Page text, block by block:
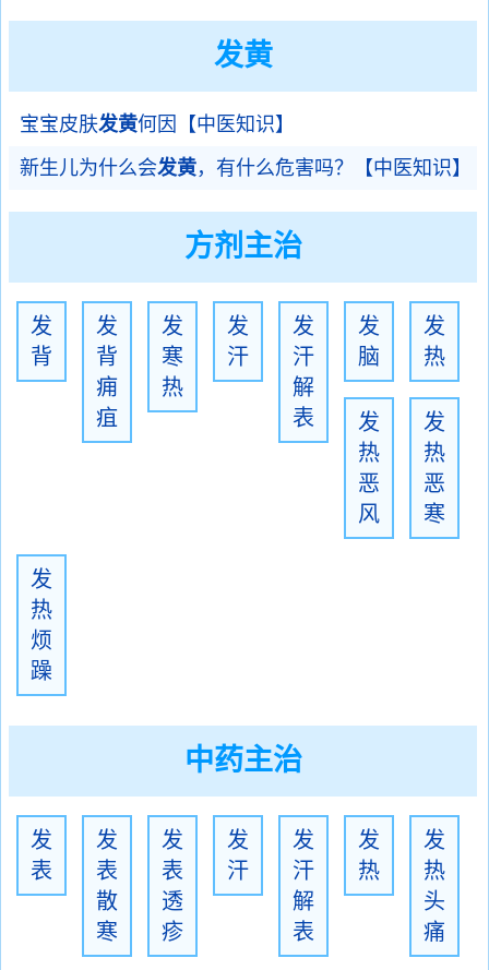
发黄
宝宝皮肤发黄何因【中医知识】
新生儿为什么会发黄，有什么危害吗？【中医知识】
方剂主治
发
背
发
背
痈
疽
发
寒
热
发
汗
发
汗
解
表
发
脑
发
热
发
热
恶
风
发
热
恶
寒
发
热
烦
躁
中药主治
发
表
发
表
散
寒
发
表
透
疹
发
汗
发
汗
解
表
发
热
发
热
头
痛